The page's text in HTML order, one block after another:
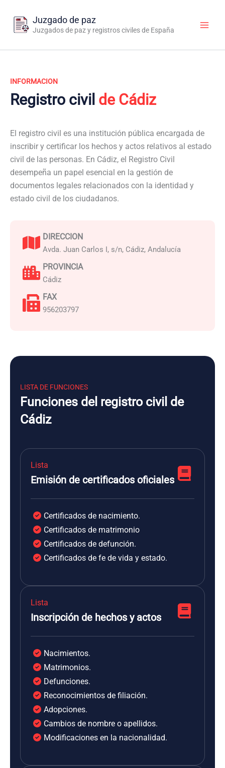
contenido
Juzgado de paz
Juzgados de paz y registros civiles de España
INFORMACION
Registro civil de Cádiz
El registro civil es una institución pública encargada de
inscribir y certificar los hechos y actos relativos al estado
civil de las personas. En Cádiz, el Registro Civil
desempeña un papel esencial en la gestión de
documentos legales relacionados con la identidad y
estado civil de los ciudadanos.
DIRECCION
Avda. Juan Carlos I, s/n, Cádiz, Andalucía
PROVINCIA
Cádiz
FAX
956203797
LISTA DE FUNCIONES
Funciones del registro civil de
Cádiz
Lista
Emisión de certificados oficiales
Certificados de nacimiento.
Certificados de matrimonio
Certificados de defunción.
Certificados de fe de vida y estado.
Lista
Inscripción de hechos y actos
Nacimientos.
Matrimonios.
Defunciones.
Reconocimientos de filiación.
Adopciones.
Cambios de nombre o apellidos.
Modificaciones en la nacionalidad.